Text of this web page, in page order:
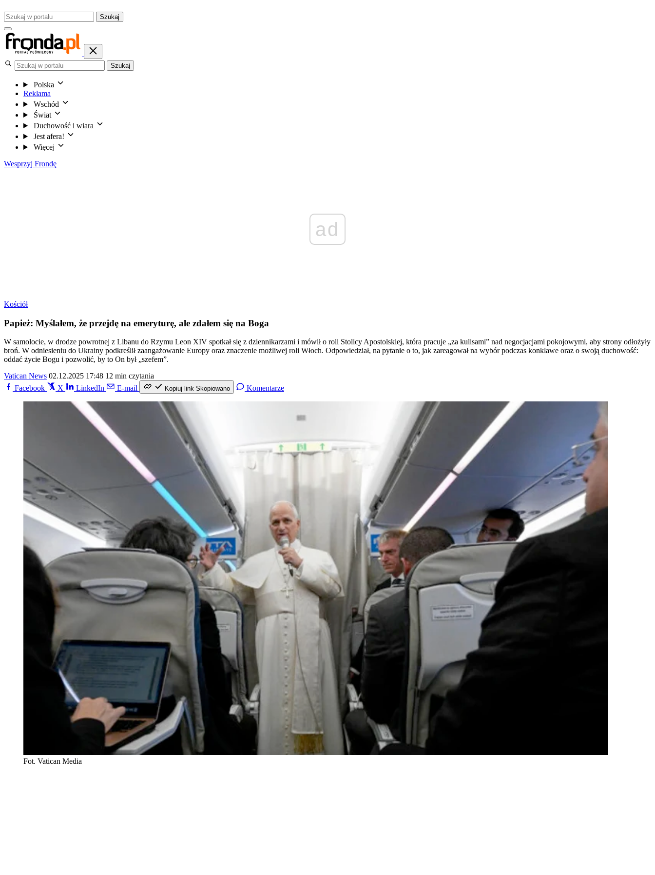
Szukaj
Szukaj
Polska
Reklama
Wschód
Świat
Duchowość i wiara
Jest afera!
Więcej
Wesprzyj Frondę
ad
Kościół
Papież: Myślałem, że przejdę na emeryturę, ale zdałem się na Boga
W samolocie, w drodze powrotnej z Libanu do Rzymu Leon XIV spotkał się z dziennikarzami i mówił o roli Stolicy Apostolskiej, która pracuje „za kulisami” nad negocjacjami pokojowymi, aby strony odłożyły
broń. W odniesieniu do Ukrainy podkreślił zaangażowanie Europy oraz znaczenie możliwej roli Włoch. Odpowiedział, na pytanie o to, jak zareagował na wybór podczas konklawe oraz o swoją duchowość:
oddać życie Bogu i pozwolić, by to On był „szefem”.
Vatican News 02.12.2025 17:48 12 min czytania
Facebook
X LinkedIn E-mail Kopiuj link Skopiowano Komentarze
Fot. Vatican Media